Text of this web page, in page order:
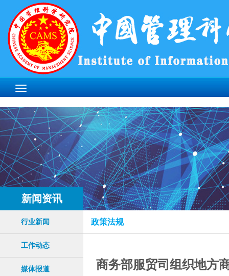
新闻资讯
行业新闻
工作动态
媒体报道
政策法规
商务部服贸司组织地方